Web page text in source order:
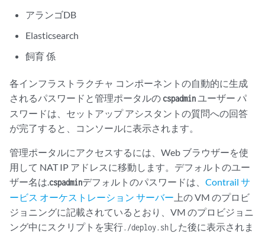
アランゴDB
Elasticsearch
飼育 係
各インフラストラクチャ コンポーネントの自動的に生成
されるパスワードと管理ポータルのcspadminユーザー パ
スワードは、セットアップ アシスタントの質問への回答
が完了すると、コンソールに表示されます。
管理ポータルにアクセスするには、Web ブラウザーを使
用して NAT IP アドレスに移動します。デフォルトのユー
ザー名は.cspadminデフォルトのパスワードは、 Contrail サ
ービス オーケストレーション サーバー 上の VM のプロビ
ジョニングに記載されているとおり、VM のプロビジョニ
ング中にスクリプトを実行./deploy.shした後に表示されま